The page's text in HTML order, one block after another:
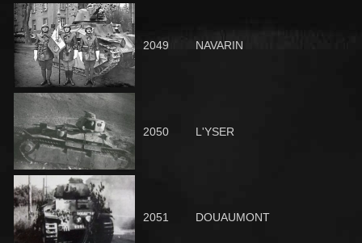
2049 NAVARIN
2050 L'YSER
2051 DOUAUMONT